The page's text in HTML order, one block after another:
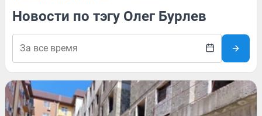
Новости по тэгу Олег Бурлев